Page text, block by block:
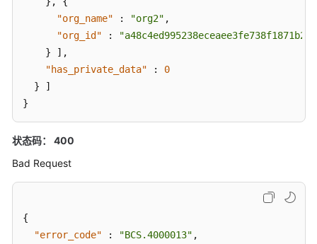
代
码
获
询
"org_name"
: "org2" ,
"org_id"
:
}
] ,
"has_private_data"
:
0
}
]
}
状态码： 400
Bad Request
{
"error_code"
: "BCS.4000013" ,